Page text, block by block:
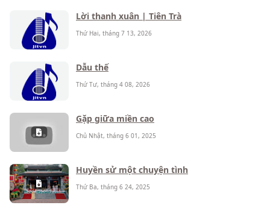
Lời thanh xuân | Tiên Trà
Thứ Hai, tháng 7 13, 2026
Dẫu thế
Thứ Tư, tháng 4 08, 2026
Gặp giữa miền cao
Chủ Nhật, tháng 6 01, 2025
Huyền sử một chuyện tình
Thứ Ba, tháng 6 24, 2025